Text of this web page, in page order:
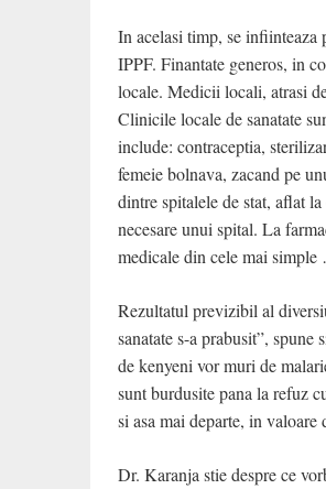
In acelasi timp, se
IPPF. Finantate generos, in
locale. Medicii locali, atrasi
Clinicile locale de sanatate
include: contraceptia,
femeie bolnava, zacand pe
dintre spitalele de stat, aflat
necesare unui spital. La
medicale din cele mai
Rezultatul previzibil al
sanatate s-a prabusit”,
de kenyeni vor muri de
sunt burdusite pana la refuz
si asa mai departe, in
Dr. Karanja stie despre ce